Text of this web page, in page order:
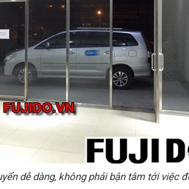
dễ dàng, không phải bận tâm tới việc